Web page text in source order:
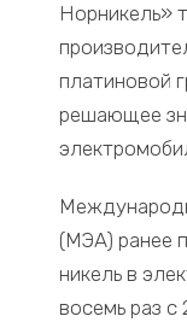
Норникель»
платиновой
решающее
(МЭА) ранее
никель в
восемь раз с